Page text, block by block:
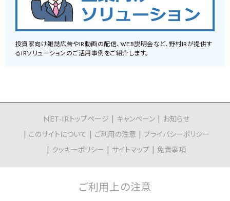
投資家向け雑誌広告やIR動画の配信、WEB説明会など、野村IRが提供す
るIRソリューションのご活用事例をご紹介します。
NET-IRトップページ キャンペーン
お知らせ
このサイトについて
ご利用の注意
プライバシーポリシー
クッキーポリシー
サイトマップ 免責事項
ご利用上の注意